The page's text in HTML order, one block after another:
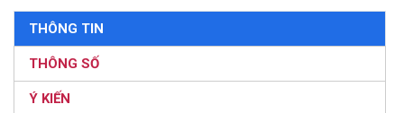
THÔNG TIN
THÔNG SỐ
Ý KIẾN